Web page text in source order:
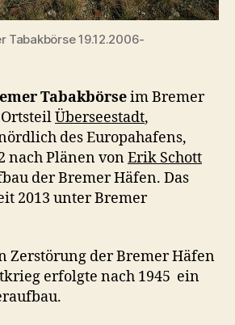
Tabakbörse 19.12.2006-
Tabakbörseim Bremer
Überseestadt,
des Europahafens,
nach Plänen vonErik Schott
der Bremer Häfen. Das
2013 unter Bremer
Zerstörung der Bremer Häfen
erfolgte nach 1945 ein